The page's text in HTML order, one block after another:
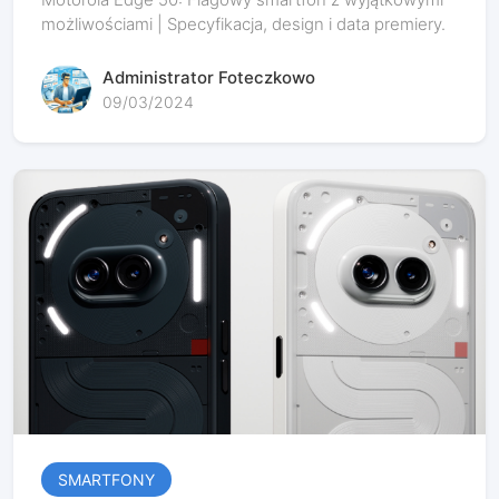
możliwościami | Specyfikacja, design i data premiery.
Administrator Foteczkowo
09/03/2024
SMARTFONY